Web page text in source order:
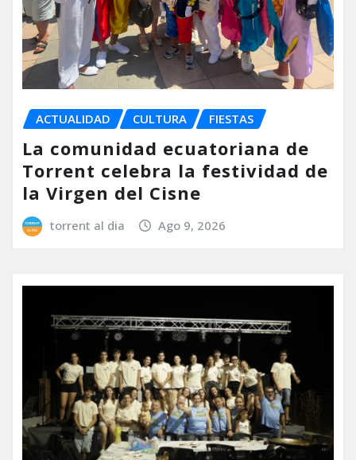
ACTUALIDAD CULTURA FIESTAS
La comunidad ecuatoriana de
Torrent celebra la festividad de
la Virgen del Cisne
torrent al dia Ago 9, 2026